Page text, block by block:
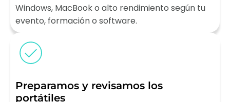
Windows, MacBook o alto rendimiento según tu
evento, formación o software.
Preparamos y revisamos los
portátiles